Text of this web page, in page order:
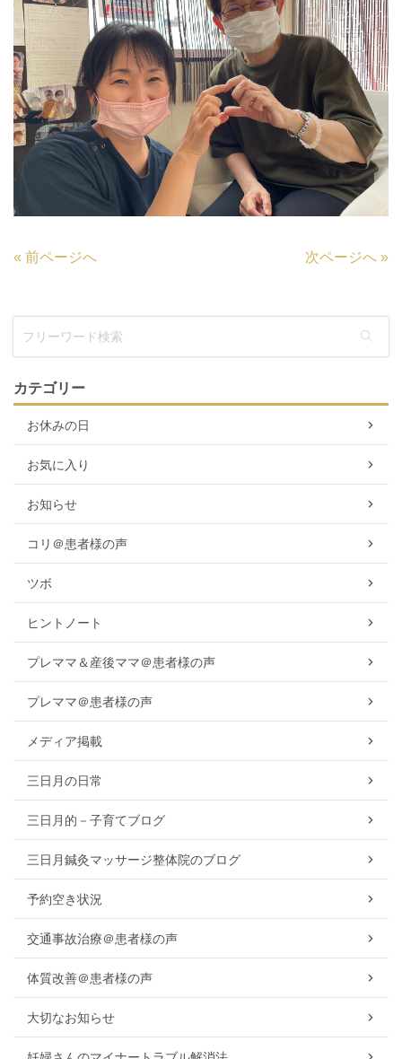
« 前ページへ 次ページへ »
カテゴリー
お休みの日
お気に入り
お知らせ
コリ＠患者様の声
ツボ
ヒントノート
プレママ＆産後ママ＠患者様の声
プレママ＠患者様の声
メディア掲載
三日月の日常
三日月的－子育てブログ
三日月鍼灸マッサージ整体院のブログ
予約空き状況
交通事故治療＠患者様の声
体質改善＠患者様の声
大切なお知らせ